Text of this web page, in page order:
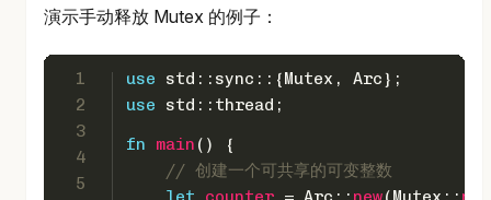
演示手动释放 Mutex 的例子：
1
2
3
4
5
use std::sync::{Mutex, Arc};
use std::thread;
fn
main () {
// 创建一个可共享的可变整数